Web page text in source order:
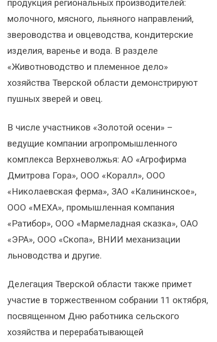
продукция региональных производителей:
молочного, мясного, льняного направлений,
звероводства и овцеводства, кондитерские
изделия, варенье и вода. В разделе
«Животноводство и племенное дело»
хозяйства Тверской области демонстрируют
пушных зверей и овец.
В числе участников «Золотой осени» –
ведущие компании агропромышленного
комплекса Верхневолжья: АО «Агрофирма
Дмитрова Гора», ООО «Коралл», ООО
«Николаевская ферма», ЗАО «Калининское»,
ООО «МЕХА», промышленная компания
«Ратибор», ООО «Мармеладная сказка», ОАО
«ЭРА», ООО «Скопа», ВНИИ механизации
льноводства и другие.
Делегация Тверской области также примет
участие в торжественном собрании 11 октября,
посвященном Дню работника сельского
хозяйства и перерабатывающей